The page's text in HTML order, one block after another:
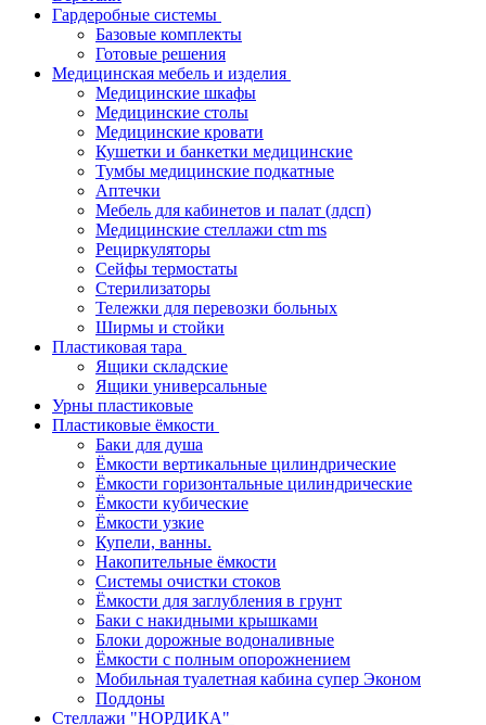
Гардеробные системы
Базовые комплекты
Готовые решения
Медицинская мебель и изделия
Медицинские шкафы
Медицинские столы
Медицинские кровати
Кушетки и банкетки медицинские
Тумбы медицинские подкатные
Аптечки
Мебель для кабинетов и палат (лдсп)
Медицинские стеллажи ctm ms
Рециркуляторы
Сейфы термостаты
Стерилизаторы
Тележки для перевозки больных
Ширмы и стойки
Пластиковая тара
Ящики складские
Ящики универсальные
Урны пластиковые
Пластиковые ёмкости
Баки для душа
Ёмкости вертикальные цилиндрические
Ёмкости горизонтальные цилиндрические
Ёмкости кубические
Ёмкости узкие
Купели, ванны.
Накопительные ёмкости
Системы очистки стоков
Ёмкости для заглубления в грунт
Баки с накидными крышками
Блоки дорожные водоналивные
Ёмкости с полным опорожнением
Мобильная туалетная кабина супер Эконом
Поддоны
Стеллажи "НОРДИКА"